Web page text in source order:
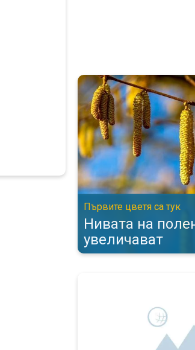
Нивата на полени се
Първите цветя са тук
Нивата на
увеличават